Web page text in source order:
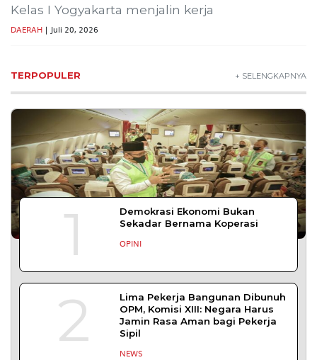
Kelas I Yogyakarta menjalin kerja
DAERAH | Juli 20, 2026
TERPOPULER + SELENGKAPNYA
1
Demokrasi Ekonomi Bukan
Sekadar Bernama Koperasi
OPINI
2
Lima Pekerja Bangunan Dibunuh
OPM, Komisi XIII: Negara Harus
Jamin Rasa Aman bagi Pekerja
Sipil
NEWS